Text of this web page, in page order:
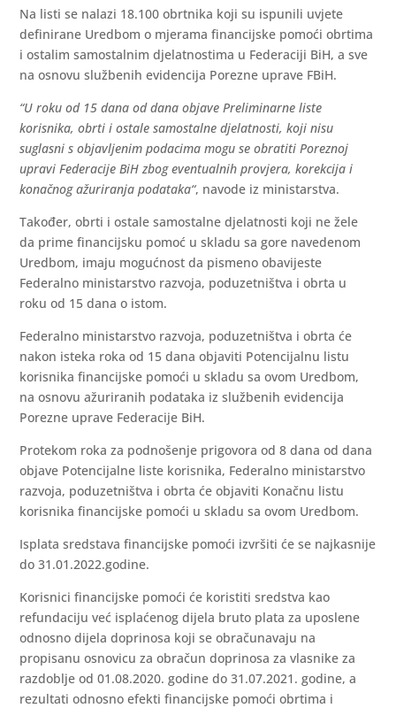
Na listi se nalazi 18.100 obrtnika koji su ispunili uvjete
definirane Uredbom o mjerama financijske pomoći obrtima
i ostalim samostalnim djelatnostima u Federaciji BiH, a sve
na osnovu službenih evidencija Porezne uprave FBiH.
“U roku od 15 dana od dana objave Preliminarne liste
korisnika, obrti i ostale samostalne djelatnosti, koji nisu
suglasni s objavljenim podacima mogu se obratiti Poreznoj
upravi Federacije BiH zbog eventualnih provjera, korekcija i
konačnog ažuriranja podataka“, navode iz ministarstva.
Također, obrti i ostale samostalne djelatnosti koji ne žele
da prime financijsku pomoć u skladu sa gore navedenom
Uredbom, imaju mogućnost da pismeno obavijeste
Federalno ministarstvo razvoja, poduzetništva i obrta u
roku od 15 dana o istom.
Federalno ministarstvo razvoja, poduzetništva i obrta će
nakon isteka roka od 15 dana objaviti Potencijalnu listu
korisnika financijske pomoći u skladu sa ovom Uredbom,
na osnovu ažuriranih podataka iz službenih evidencija
Porezne uprave Federacije BiH.
Protekom roka za podnošenje prigovora od 8 dana od dana
objave Potencijalne liste korisnika, Federalno ministarstvo
razvoja, poduzetništva i obrta će objaviti Konačnu listu
korisnika financijske pomoći u skladu sa ovom Uredbom.
Isplata sredstava financijske pomoći izvršiti će se najkasnije
do 31.01.2022.godine.
Korisnici financijske pomoći će koristiti sredstva kao
refundaciju već isplaćenog dijela bruto plata za uposlene
odnosno dijela doprinosa koji se obračunavaju na
propisanu osnovicu za obračun doprinosa za vlasnike za
razdoblje od 01.08.2020. godine do 31.07.2021. godine, a
rezultati odnosno efekti financijske pomoći obrtima i